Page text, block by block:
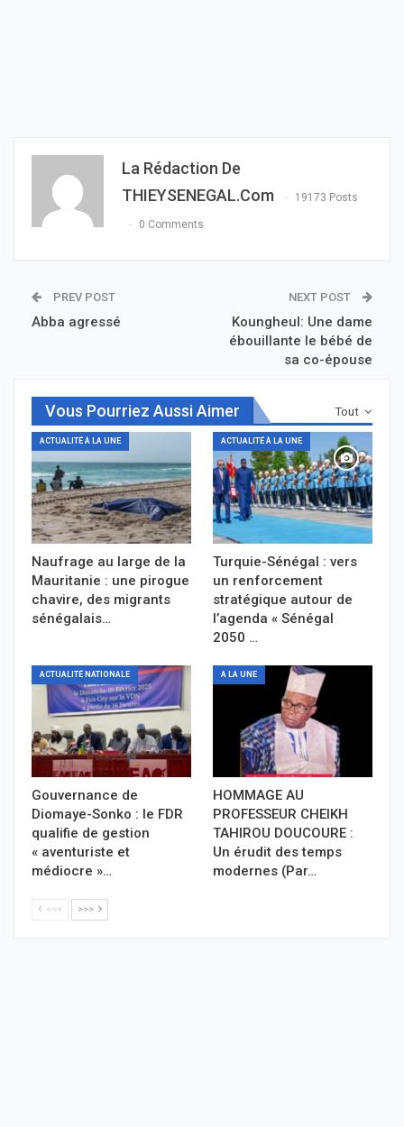
La Rédaction De
THIEYSENEGAL.com
19173 Posts
0 Comments
PREV POST
Abba agressé
NEXT POST
Koungheul: Une dame
ébouillante le bébé de
sa co-épouse
Tout
Vous Pourriez Aussi Aimer
ACTUALITÉ À LA UNE
Naufrage au large de la
Mauritanie : une pirogue
chavire, des migrants
sénégalais…
ACTUALITÉ À LA UNE
Turquie-Sénégal : vers
un renforcement
stratégique autour de
l’agenda « Sénégal
2050 …
ACTUALITÉ NATIONALE
Gouvernance de
Diomaye-Sonko : le FDR
qualifie de gestion
« aventuriste et
médiocre »…
A LA UNE
HOMMAGE AU
PROFESSEUR CHEIKH
TAHIROU DOUCOURE :
Un érudit des temps
modernes (Par…
<<< >>>